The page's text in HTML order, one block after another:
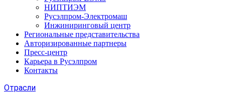
НИПТИЭМ
Русэлпром-Электромаш
Инжиниринговый центр
Региональные представительства
Авторизированные партнеры
Пресс-центр
Карьера в Русэлпром
Контакты
Отрасли